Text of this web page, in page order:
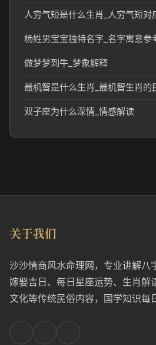
杨姓男宝宝独特名字_名字寓意参
做梦梦到牛_梦象解释
最机智是什么生肖_最机智生肖的
双子座为什么深情_情感解读
关于我们
沙沙情商风水命理网，专业讲解八
嫁娶吉日、每日星座运势、生肖解
文化等传统民俗内容，国学知识每